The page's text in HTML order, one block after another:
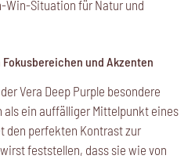
Win-Situation für Natur und
und Akzenten
Vera Deep Purple besondere
als ein auffälliger Mittelpunkt eines
den perfekten Kontrast zur
feststellen, dass sie wie von